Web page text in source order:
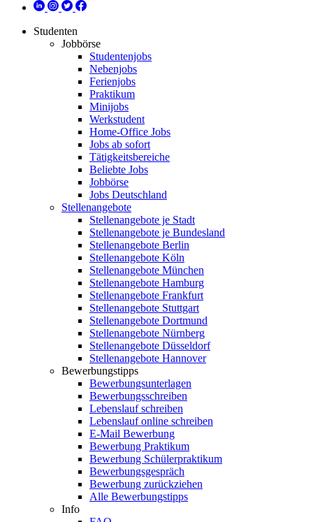
Studenten
Jobbörse
Studentenjobs
Nebenjobs
Ferienjobs
Praktikum
Minijobs
Werkstudent
Home-Office Jobs
Jobs ab sofort
Tätigkeitsbereiche
Beliebte Jobs
Jobbörse
Jobs Deutschland
Stellenangebote
Stellenangebote je Stadt
Stellenangebote je Bundesland
Stellenangebote Berlin
Stellenangebote Köln
Stellenangebote München
Stellenangebote Hamburg
Stellenangebote Frankfurt
Stellenangebote Stuttgart
Stellenangebote Dortmund
Stellenangebote Nürnberg
Stellenangebote Düsseldorf
Stellenangebote Hannover
Bewerbungstipps
Bewerbungsunterlagen
Bewerbungsschreiben
Lebenslauf schreiben
Lebenslauf online schreiben
E-Mail Bewerbung
Bewerbung Praktikum
Bewerbung Schülerpraktikum
Bewerbungsgespräch
Bewerbung zurückziehen
Alle Bewerbungstipps
Info